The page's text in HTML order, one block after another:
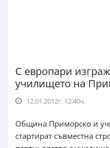
С европари
училището на
12.01.2012г. 12:40ч.
Община Приморско и
стартират съвместна